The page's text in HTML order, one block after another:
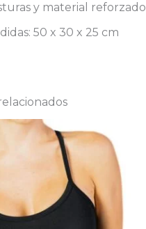
y material reforzado
50 x 30 x 25 cm